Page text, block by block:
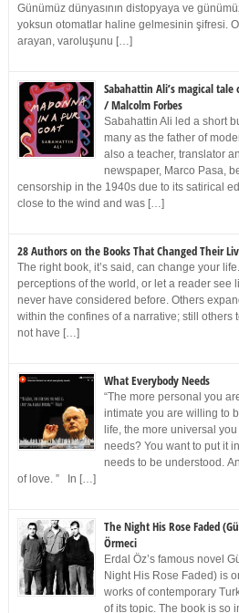
Günümüz dünyasının distopyaya ve
yoksun otomatlar haline gelmesinin şifresi.
arayan, varoluşunu […]
Sabahattin Ali’s magical
/ Malcolm Forbes
Sabahattin Ali led a short
many as the father of
also a teacher, translator
newspaper, Marco Pasa,
censorship in the 1940s due to its satirical
close to the wind and was […]
28 Authors on the Books That Changed Their
The right book, it’s said, can change your
perceptions of the world, or let a reader see
never have considered before. Others
within the confines of a narrative; still others
not have […]
What Everybody Needs
“The more personal you
intimate you are willing to
life, the more universal
needs? You want to put it
needs to be understood.
of love. ” In […]
The Night His Rose Faded
Örmeci
Erdal Öz’s famous novel
Night His Rose Faded) is
works of contemporary
of its topic. The book is so